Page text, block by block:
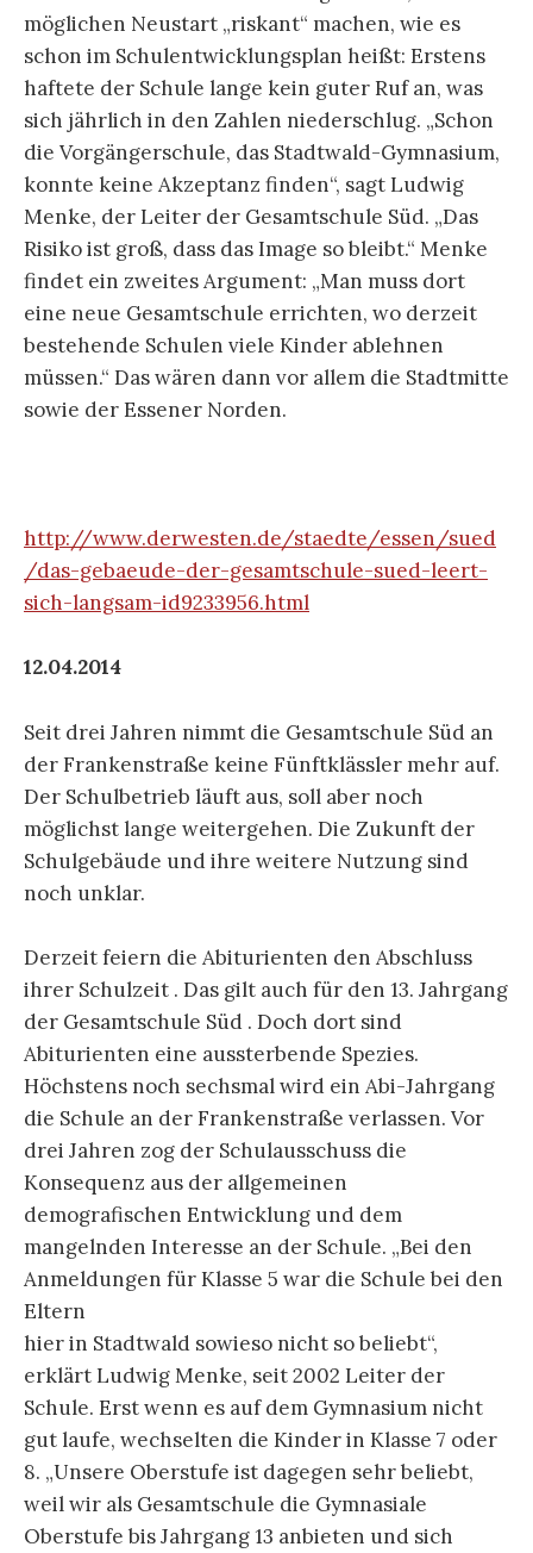
möglichen Neustart „riskant“ machen, wie es
schon im Schulentwicklungsplan heißt: Erstens
haftete der Schule lange kein guter Ruf an, was
sich jährlich in den Zahlen niederschlug. „Schon
die Vorgängerschule, das Stadtwald-Gymnasium,
konnte keine Akzeptanz finden“, sagt Ludwig
Menke, der Leiter der Gesamtschule Süd. „Das
Risiko ist groß, dass das Image so bleibt.“ Menke
findet ein zweites Argument: „Man muss dort
eine neue Gesamtschule errichten, wo derzeit
bestehende Schulen viele Kinder ablehnen
müssen.“ Das wären dann vor allem die Stadtmitte
sowie der Essener Norden.
http://www.derwesten.de/staedte/essen/sued
/das-gebaeude-der-gesamtschule-sued-leert-
sich-langsam-id9233956.html
12.04.2014
Seit drei Jahren nimmt die Gesamtschule Süd an
der Frankenstraße keine Fünftklässler mehr auf.
Der Schulbetrieb läuft aus, soll aber noch
möglichst lange weitergehen. Die Zukunft der
Schulgebäude und ihre weitere Nutzung sind
noch unklar.
Derzeit feiern die Abiturienten den Abschluss
ihrer Schulzeit . Das gilt auch für den 13. Jahrgang
der Gesamtschule Süd . Doch dort sind
Abiturienten eine aussterbende Spezies.
Höchstens noch sechsmal wird ein Abi-Jahrgang
die Schule an der Frankenstraße verlassen. Vor
drei Jahren zog der Schulausschuss die
Konsequenz aus der allgemeinen
demografischen Entwicklung und dem
mangelnden Interesse an der Schule. „Bei den
Anmeldungen für Klasse 5 war die Schule bei den
Eltern
hier in Stadtwald sowieso nicht so beliebt“,
erklärt Ludwig Menke, seit 2002 Leiter der
Schule. Erst wenn es auf dem Gymnasium nicht
gut laufe, wechselten die Kinder in Klasse 7 oder
8. „Unsere Oberstufe ist dagegen sehr beliebt,
weil wir als Gesamtschule die Gymnasiale
Oberstufe bis Jahrgang 13 anbieten und sich